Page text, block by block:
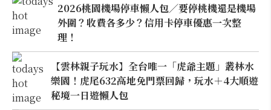
2026桃園機場停車懶人包／要停桃機還是機場
外圍？收費各多少？信用卡停車優惠一次整
理！
【雲林親子玩水】全台唯一「虎爺主題」叢林水
樂園！虎尾632高地免門票回歸，玩水＋4大順遊
秘境一日遊懶人包